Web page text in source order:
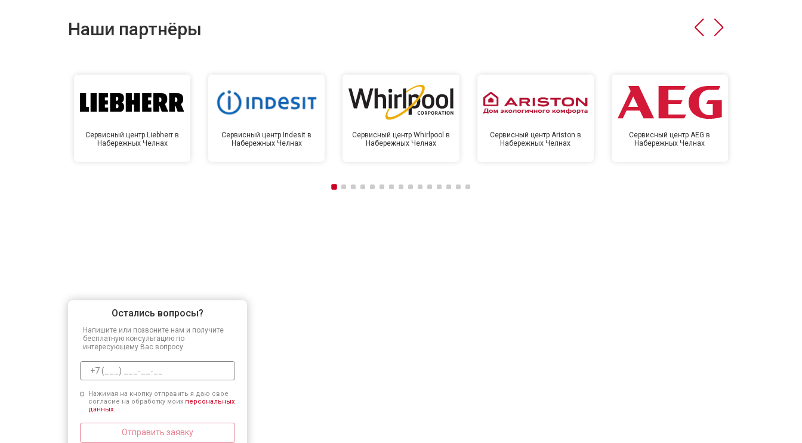
Наши партнёры
Сервисный центр Liebherr в
Набережных Челнах
Сервисный центр Indesit в
Набережных Челнах
Сервисный центр Whirlpool в
Набережных Челнах
Сервисный центр Ariston в
Набережных Челнах
Сервисный центр AEG в
Набережных Челнах
Остались вопросы?
Напишите или позвоните нам и получите
бесплатную консультацию по
интересующему Вас вопросу.
Нажимая на кнопку отправить я даю свое
согласие на обработку моих персональных
данных.
Отправить заявку